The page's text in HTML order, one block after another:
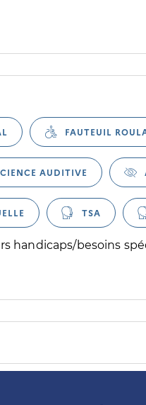
besoins spécifiques
FAUTEUIL
AUDITIVE
TSA
handicaps/besoins